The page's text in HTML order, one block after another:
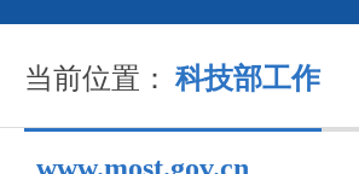
当前位置： 科技部工作